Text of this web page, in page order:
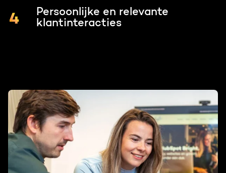
Persoonlijke en relevante
klantinteracties